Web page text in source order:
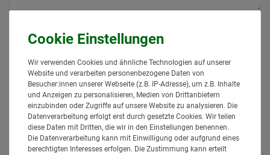
NAME / ANSPRECHPARTNER
DEINE EMAILADRESSE*
DEINE RUFNUMMER (NUR FÜR RÜCKFRAGEN)
Hiermit bestätige ich, dass ich die Daten­schutz­erklärung
habe.
Wir verwenden Cookies und ähnliche Technologien auf unserer
Website und verarbeiten personenbezogene Daten von
Besucher:innen unserer Webseite (z.B. IP-Adresse), um z.B. Inhalte
und Anzeigen zu personalisieren, Medien von Drittanbietern
einzubinden oder Zugriffe auf unsere Website zu analysieren. Die
Datenverarbeitung erfolgt erst durch gesetzte Cookies. Wir teilen
diese Daten mit Dritten, die wir in den Einstellungen benennen.
Die Datenverarbeitung kann mit Einwilligung oder aufgrund eines
berechtigten Interesses erfolgen. Die Zustimmung kann erteilt